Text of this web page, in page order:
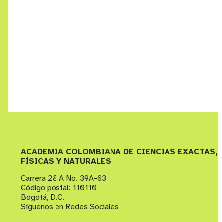
ACADEMIA COLOMBIANA DE CIENCIAS EXACTAS,
FÍSICAS Y NATURALES
Carrera 28 A No. 39A-63
Código postal: 110110
Bogotá, D.C.
Síguenos en Redes Sociales